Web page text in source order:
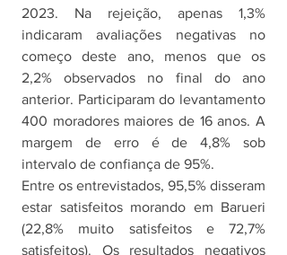
2023. Na rejeição, apenas 1,3%
indicaram avaliações negativas no
começo deste ano, menos que os
2,2% observados no final do ano
anterior. Participaram do levantamento
400 moradores maiores de 16 anos. A
margem de erro é de 4,8% sob
intervalo de confiança de 95%.
Entre os entrevistados, 95,5% disseram
estar satisfeitos morando em Barueri
(22,8% muito satisfeitos e 72,7%
satisfeitos). Os resultados negativos